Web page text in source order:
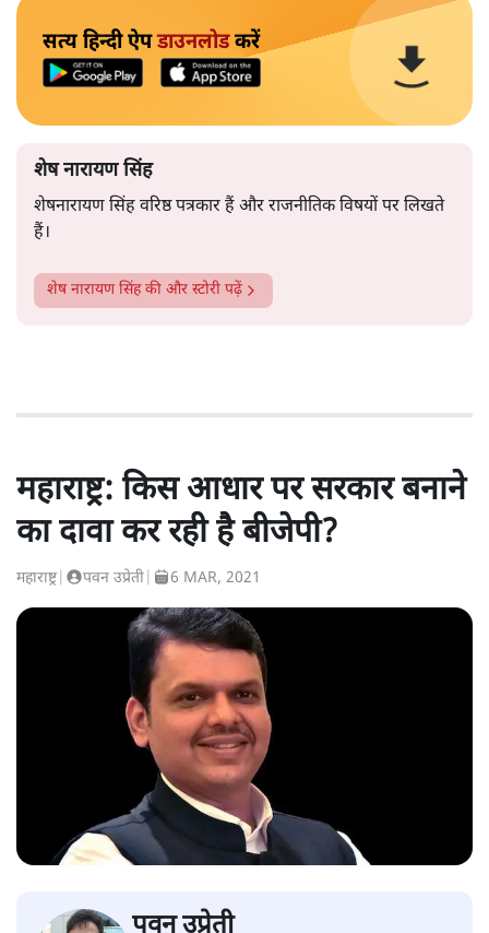
सत्य हिन्दी ऐपडाउनलोडकरें
शेष नारायण सिंह
शेषनारायण सिंह वरिष्ठ पत्रकार हैं और राजनीतिक विषयों पर लिखते
हैं।
शेष नारायण सिंहकी और स्टोरी पढ़ें
महाराष्ट्र: किस आधार पर सरकार बनाने
का दावा कर रही है बीजेपी?
महाराष्ट्र| पवन उप्रेती 6 MAR, 2021
पवन उप्रेती